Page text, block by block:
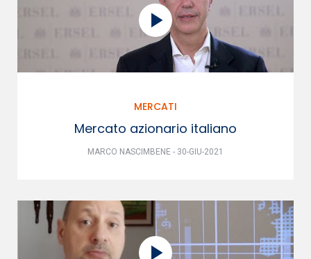
MERCATI
Mercato azionario italiano
MARCO NASCIMBENE - 30-GIU-2021